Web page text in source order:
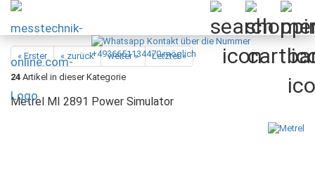
« Erster « zurück weiter »
Letzter »
24 Artikel in dieser Kategorie
Metrel MI 2891 Power Simulator